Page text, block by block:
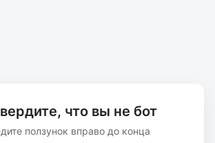
что вы не бот
ползунок вправо до конца